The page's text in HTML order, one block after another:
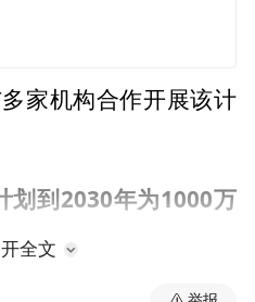
家机构合作开展该计
划到2030年为1000万
全文